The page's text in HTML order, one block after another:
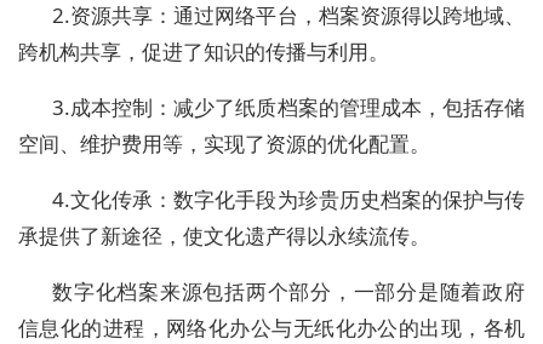
2.资源共享：通过网络平台，档案资源得以跨地域、
跨机构共享，促进了知识的传播与利用。
3.成本控制：减少了纸质档案的管理成本，包括存储
空间、维护费用等，实现了资源的优化配置。
4.文化传承：数字化手段为珍贵历史档案的保护与传
承提供了新途径，使文化遗产得以永续流传。
数字化档案来源包括两个部分，一部分是随着政府
信息化的进程，网络化办公与无纸化办公的出现，各机